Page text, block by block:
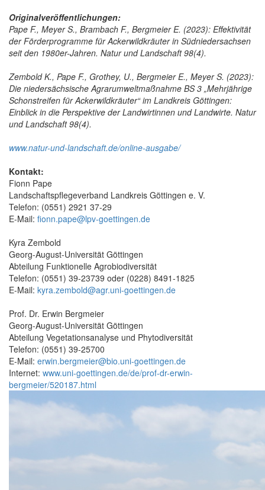
Originalveröffentlichungen:
Pape F., Meyer S., Brambach F., Bergmeier E. (2023): Effektivität
der Förderprogramme für Ackerwildkräuter in Südniedersachsen
seit den 1980er-Jahren. Natur und Landschaft 98(4).
Zembold K., Pape F., Grothey, U., Bergmeier E., Meyer S. (2023):
Die niedersächsische Agrarumweltmaßnahme BS 3 „Mehrjährige
Schonstreifen für Ackerwildkräuter“ im Landkreis Göttingen:
Einblick in die Perspektive der Landwirtinnen und Landwirte. Natur
und Landschaft 98(4).
www.natur-und-landschaft.de/online-ausgabe/
Kontakt:
Fionn Pape
Landschaftspflegeverband Landkreis Göttingen e. V.
Telefon: (0551) 2921 37-29
E-Mail: fionn.pape@lpv-goettingen.de
Kyra Zembold
Georg-August-Universität Göttingen
Abteilung Funktionelle Agrobiodiversität
Telefon: (0551) 39-23739 oder (0228) 8491-1825
E-Mail: kyra.zembold@agr.uni-goettingen.de
Prof. Dr. Erwin Bergmeier
Georg-August-Universität Göttingen
Abteilung Vegetationsanalyse und Phytodiversität
Telefon: (0551) 39-25700
E-Mail: erwin.bergmeier@bio.uni-goettingen.de
Internet: www.uni-goettingen.de/de/prof-dr-erwin-
bergmeier/520187.html